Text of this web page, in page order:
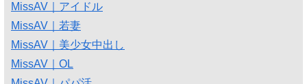
MissAV｜アイドル
MissAV｜若妻
MissAV｜美少女中出し
MissAV｜OL